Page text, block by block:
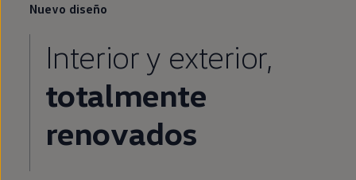
Nuevo diseño
Interior y exterior,
totalmente
renovados